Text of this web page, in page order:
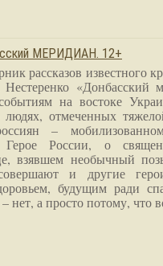
МЕРИДИАН. 12+
рассказов известного
«Донбасский
на востоке
людях, отмеченных
–
Герое России, о
взявшем необычный
и другие
будущим ради
нет, а просто потому, что